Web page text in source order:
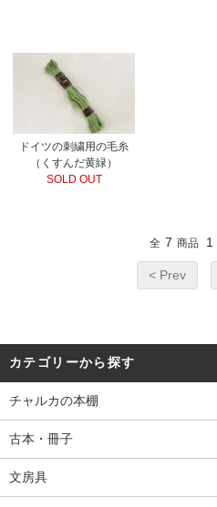
ドイツの刺繍用の毛糸
（くすんだ黄緑）
SOLD OUT
全 7 商品 1
< Prev
カテゴリーから探す
チャルカの本棚
古本・冊子
文房具